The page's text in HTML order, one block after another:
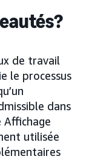
de travail
le processus
dans
utilisée